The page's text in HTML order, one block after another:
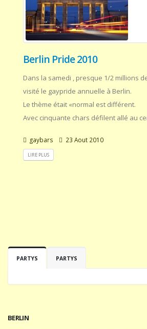
Berlin Pride 2010
Dans la samedi , presque 1/2 millions
visité le gaypride annuelle à Berlin.
Le thème était «normal est différent.
Avec cinquante chars défilent allé au
gaybars 23 Aout 2010
LIRE PLUS
PARTYS PARTYS
BERLIN